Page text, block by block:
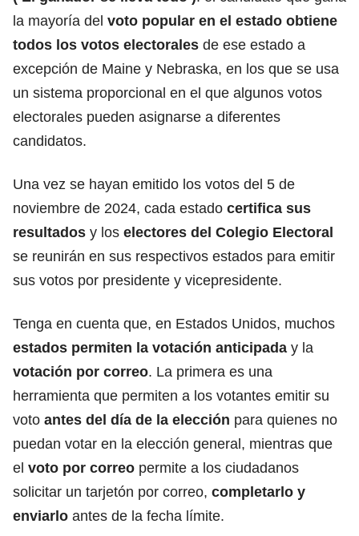
la mayoría del voto popular en el estado obtiene
todos los votos electorales de ese estado a
excepción de Maine y Nebraska, en los que se usa
un sistema proporcional en el que algunos votos
electorales pueden asignarse a diferentes
candidatos.
Una vez se hayan emitido los votos del 5 de
noviembre de 2024, cada estado certifica sus
resultados y los electores del Colegio Electoral
se reunirán en sus respectivos estados para emitir
sus votos por presidente y vicepresidente.
Tenga en cuenta que, en Estados Unidos, muchos
estados permiten la votación anticipada y la
votación por correo. La primera es una
herramienta que permiten a los votantes emitir su
voto antes del día de la elección para quienes no
puedan votar en la elección general, mientras que
el voto por correo permite a los ciudadanos
solicitar un tarjetón por correo, completarlo y
enviarlo antes de la fecha límite.